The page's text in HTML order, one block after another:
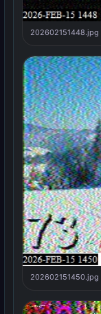
202602151448.jpg
202602151450.jpg